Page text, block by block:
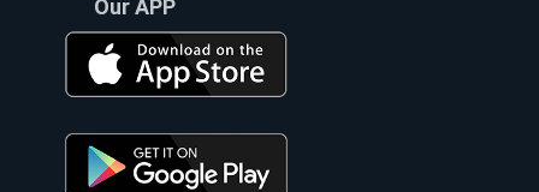
Our APP